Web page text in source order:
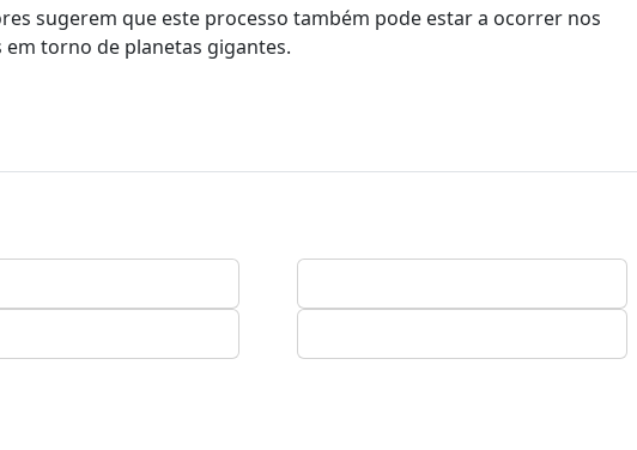
sugerem que este processo também pode estar a ocorrer nos
torno de planetas gigantes.